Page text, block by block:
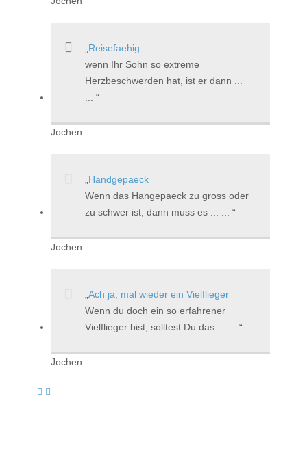
Reisefaehig
wenn Ihr Sohn so extreme
Herzbeschwerden hat, ist er dann ...
Jochen
Handgepaeck
Wenn das Hangepaeck zu gross oder
zu schwer ist, dann muss es ... ...
Jochen
Ach ja, mal wieder ein Vielflieger
Wenn du doch ein so erfahrener
Vielflieger bist, solltest Du das ... ...
Jochen